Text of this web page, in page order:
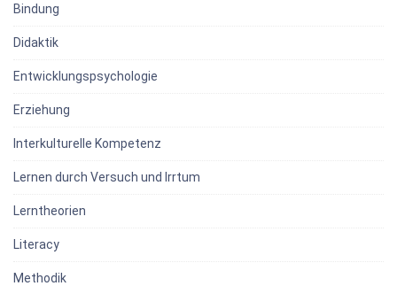
Bindung
Didaktik
Entwicklungspsychologie
Erziehung
Interkulturelle Kompetenz
Lernen durch Versuch und Irrtum
Lerntheorien
Literacy
Methodik